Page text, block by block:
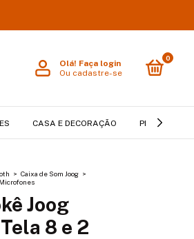
Olá! Faça login
Ou cadastre-se
0
CASA E DECORAÇÃO PET
> Caixa de Som Joog >
Joog
8 e 2